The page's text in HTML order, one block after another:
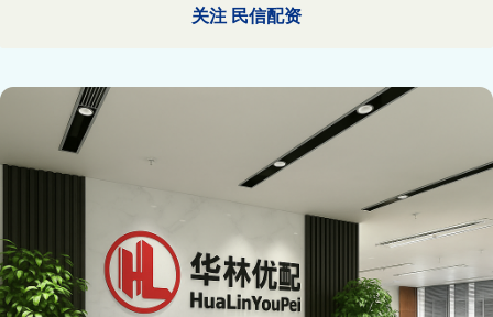
关注 民信配资